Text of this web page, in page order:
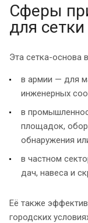
Сферы
для
Эта сетка-основа
в армии — для
инженерных
в
площадок,
обнаружения
в частном
дач, навеса и
Её также
городских